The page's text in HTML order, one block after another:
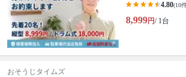
4.80(10
8,999円/ 1台
おそうじタイムズ